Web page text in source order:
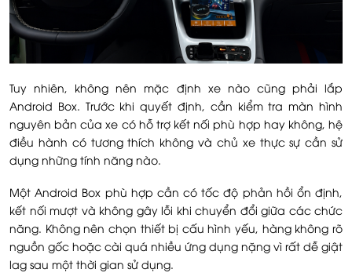
Tuy nhiên, không nên mặc định xe nào cũng phải lắp
Android Box. Trước khi quyết định, cần kiểm tra màn hình
nguyên bản của xe có hỗ trợ kết nối phù hợp hay không, hệ
điều hành có tương thích không và chủ xe thực sự cần sử
dụng những tính năng nào.
Một Android Box phù hợp cần có tốc độ phản hồi ổn định,
kết nối mượt và không gây lỗi khi chuyển đổi giữa các chức
năng. Không nên chọn thiết bị cấu hình yếu, hàng không rõ
nguồn gốc hoặc cài quá nhiều ứng dụng nặng vì rất dễ giật
lag sau một thời gian sử dụng.